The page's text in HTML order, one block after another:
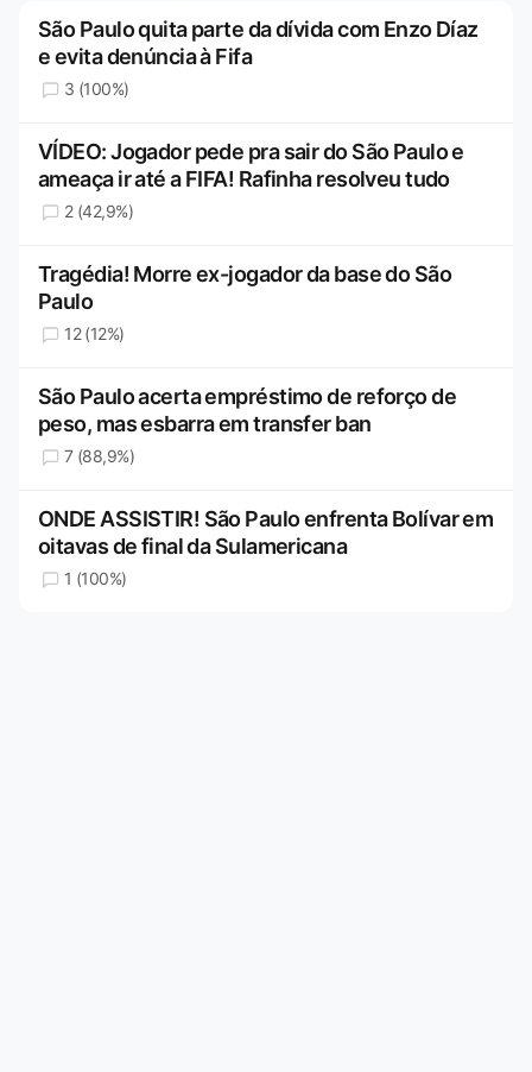
São Paulo quita parte da dívida com Enzo Díaz
e evita denúncia à Fifa
3 (100%)
VÍDEO: Jogador pede pra sair do São Paulo e
ameaça ir até a FIFA! Rafinha resolveu tudo
2 (42,9%)
Tragédia! Morre ex-jogador da base do São
Paulo
12 (12%)
São Paulo acerta empréstimo de reforço de
peso, mas esbarra em transfer ban
7 (88,9%)
ONDE ASSISTIR! São Paulo enfrenta Bolívar em
oitavas de final da Sulamericana
1 (100%)